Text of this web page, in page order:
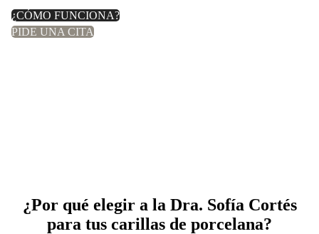
¿CÓMO FUNCIONA?
PIDE UNA CITA
¿Por qué elegir a la Dra. Sofía Cortés
para tus carillas de porcelana?